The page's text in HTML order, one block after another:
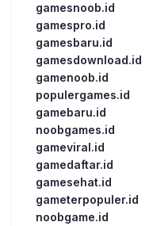
gamesnoob.id
gamespro.id
gamesbaru.id
gamesdownload.id
gamenoob.id
populergames.id
gamebaru.id
noobgames.id
gameviral.id
gamedaftar.id
gamesehat.id
gameterpopuler.id
noobgame.id